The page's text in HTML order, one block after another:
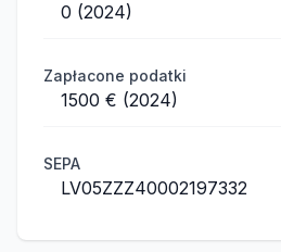
0 (2024)
Zapłacone podatki
1500 € (2024)
SEPA
LV05ZZZ40002197332